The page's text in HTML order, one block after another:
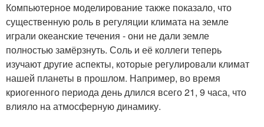
Компьютерное моделирование также показало, что
существенную роль в регуляции климата на земле
играли океанские течения - они не дали земле
полностью замёрзнуть. Соль и её коллеги теперь
изучают другие аспекты, которые регулировали климат
нашей планеты в прошлом. Например, во время
криогенного периода день длился всего 21, 9 часа, что
влияло на атмосферную динамику.